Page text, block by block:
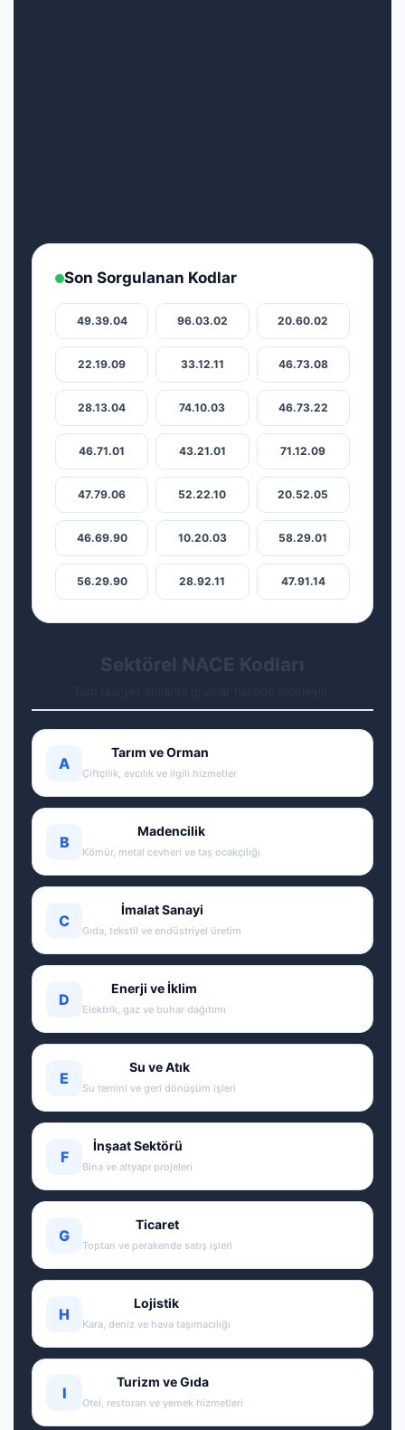
Son Sorgulanan Kodlar
49.39.04 96.03.02 20.60.02
22.19.09 33.12.11 46.73.08
28.13.04 74.10.03 46.73.22
46.71.01 43.21.01 71.12.09
47.79.06 52.22.10 20.52.05
46.69.90 10.20.03 58.29.01
56.29.90 28.92.11 47.91.14
Sektörel NACE Kodları
A
Tarım ve Orman
Çiftçilik, avcılık ve ilgili hizmetler
B
Madencilik
Kömür, metal cevheri ve taş ocakçılığı
C
İmalat Sanayi
Gıda, tekstil ve endüstriyel üretim
D
Enerji ve İklim
Elektrik, gaz ve buhar dağıtımı
E
Su ve Atık
Su temini ve geri dönüşüm işleri
F
İnşaat Sektörü
Bina ve altyapı projeleri
G
Ticaret
Toptan ve perakende satış işleri
H
Lojistik
Kara, deniz ve hava taşımacılığı
I
Turizm ve Gıda
Otel, restoran ve yemek hizmetleri